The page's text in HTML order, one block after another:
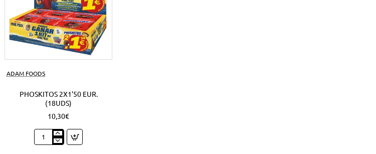
ADAM FOODS
PHOSKITOS 2X1'50 EUR.
(18UDS)
10,30€
Phoskitos